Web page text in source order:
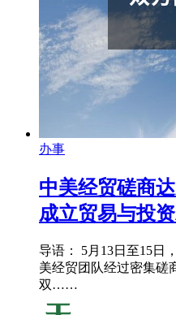
办事
中美经贸磋商
成立贸易与投
导语： 5月13日至15日
美经贸团队经过密集磋
双……